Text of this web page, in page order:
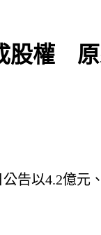
股權
告以4.2億